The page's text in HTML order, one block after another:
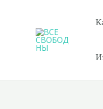
содержимому